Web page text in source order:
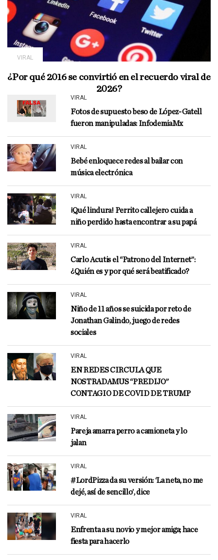
VIRAL
¿Por qué 2016 se convirtió en el recuerdo viral de
2026?
VIRAL
Fotos de supuesto beso de López-Gatell
fueron manipuladas: InfodemiaMx
VIRAL
Bebé enloquece redes al bailar con
música electrónica
VIRAL
¡Qué lindura! Perrito callejero cuida a
niño perdido hasta encontrar a su papá
VIRAL
Carlo Acutis el “Patrono del Internet”:
¿Quién es y por qué será beatificado?
VIRAL
Niño de 11 años se suicida por reto de
Jonathan Galindo, juego de redes
sociales
VIRAL
EN REDES CIRCULA QUE
NOSTRADAMUS “PREDIJO”
CONTAGIO DE COVID DE TRUMP
VIRAL
Pareja amarra perro a camioneta y lo
jalan
VIRAL
#LordPizza da su versión: ‘La neta, no me
dejé, así de sencillo’, dice
VIRAL
Enfrenta a su novio y mejor amiga; hace
fiesta para hacerlo